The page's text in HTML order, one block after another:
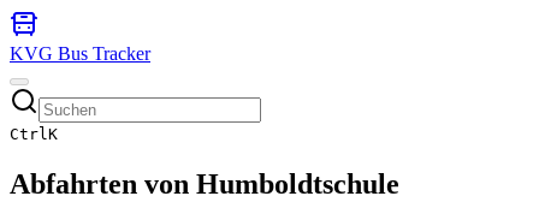
KVG Bus Tracker
CtrlK
Abfahrten von Humboldtschule